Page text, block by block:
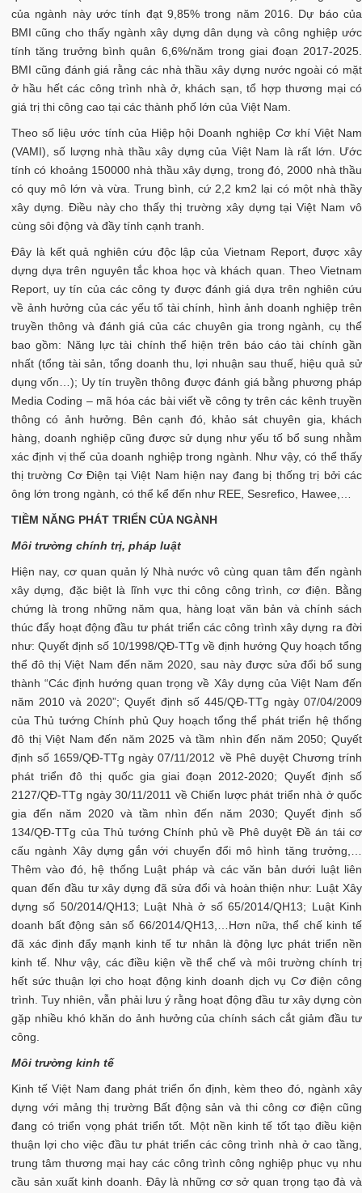
của ngành này ước tính đạt 9,85% trong năm 2016. Dự báo của
BMI cũng cho thấy ngành xây dựng dân dụng và công nghiệp ước
tính tăng trưởng bình quân 6,6%/năm trong giai đoạn 2017-2025.
BMI cũng đánh giá rằng các nhà thầu xây dựng nước ngoài có mặt
ở hầu hết các công trình nhà ở, khách sạn, tổ hợp thương mại có
giá trị thi công cao tại các thành phố lớn của Việt Nam.
Theo số liệu ước tính của Hiệp hội Doanh nghiệp Cơ khí Việt Nam
(VAMI), số lượng nhà thầu xây dựng của Việt Nam là rất lớn. Ước
tính có khoảng 150000 nhà thầu xây dựng, trong đó, 2000 nhà thầu
có quy mô lớn và vừa. Trung bình, cứ 2,2 km2 lại có một nhà thầy
xây dựng. Điều này cho thấy thị trường xây dựng tại Việt Nam vô
cùng sôi động và đầy tính cạnh tranh.
Đây là kết quả nghiên cứu độc lập của Vietnam Report, được xây
dựng dựa trên nguyên tắc khoa học và khách quan. Theo Vietnam
Report, uy tín của các công ty được đánh giá dựa trên nghiên cứu
về ảnh hưởng của các yếu tố tài chính, hình ảnh doanh nghiệp trên
truyền thông và đánh giá của các chuyên gia trong ngành, cụ thể
bao gồm: Năng lực tài chính thể hiện trên báo cáo tài chính gần
nhất (tổng tài sản, tổng doanh thu, lợi nhuận sau thuế, hiệu quả sử
dụng vốn…); Uy tín truyền thông được đánh giá bằng phương pháp
Media Coding – mã hóa các bài viết về công ty trên các kênh truyền
thông có ảnh hưởng. Bên cạnh đó, khảo sát chuyên gia, khách
hàng, doanh nghiệp cũng được sử dụng như yếu tố bổ sung nhằm
xác định vị thế của doanh nghiệp trong ngành. Như vậy, có thể thấy
thị trường Cơ Điện tại Việt Nam hiện nay đang bị thống trị bởi các
ông lớn trong ngành, có thể kể đến như REE, Sesrefico, Hawee,…
TIỀM NĂNG PHÁT TRIỂN CỦA NGÀNH
Môi trường chính trị, pháp luật
Hiện nay, cơ quan quản lý Nhà nước vô cùng quan tâm đến ngành
xây dựng, đặc biệt là lĩnh vực thi công công trình, cơ điện. Bằng
chứng là trong những năm qua, hàng loạt văn bản và chính sách
thúc đẩy hoạt động đầu tư phát triển các công trình xây dựng ra đời
như: Quyết định số 10/1998/QĐ-TTg về định hướng Quy hoạch tổng
thể đô thị Việt Nam đến năm 2020, sau này được sửa đổi bổ sung
thành “Các định hướng quan trọng về Xây dựng của Việt Nam đến
năm 2010 và 2020”; Quyết định số 445/QĐ-TTg ngày 07/04/2009
của Thủ tướng Chính phủ Quy hoạch tổng thể phát triển hệ thống
đô thị Việt Nam đến năm 2025 và tầm nhìn đến năm 2050; Quyết
định số 1659/QĐ-TTg ngày 07/11/2012 về Phê duyệt Chương trính
phát triển đô thị quốc gia giai đoạn 2012-2020; Quyết định số
2127/QĐ-TTg ngày 30/11/2011 về Chiến lược phát triển nhà ở quốc
gia đến năm 2020 và tầm nhìn đến năm 2030; Quyết định số
134/QĐ-TTg của Thủ tướng Chính phủ về Phê duyệt Đề án tái cơ
cấu ngành Xây dựng gắn với chuyển đổi mô hình tăng trưởng,…
Thêm vào đó, hệ thống Luật pháp và các văn bản dưới luật liên
quan đến đầu tư xây dựng đã sửa đổi và hoàn thiện như: Luật Xây
dựng số 50/2014/QH13; Luật Nhà ở số 65/2014/QH13; Luật Kinh
doanh bất động sản số 66/2014/QH13,…Hơn nữa, thể chế kinh tế
đã xác định đẩy mạnh kinh tế tư nhân là động lực phát triển nền
kinh tế. Như vậy, các điều kiện về thể chế và môi trường chính trị
hết sức thuận lợi cho hoạt động kinh doanh dịch vụ Cơ điện công
trình. Tuy nhiên, vẫn phải lưu ý rằng hoạt động đầu tư xây dựng còn
gặp nhiều khó khăn do ảnh hưởng của chính sách cắt giảm đầu tư
công.
Môi trường kinh tế
Kinh tế Việt Nam đang phát triển ổn định, kèm theo đó, ngành xây
dựng với mảng thị trường Bất động sản và thi công cơ điện cũng
đang có triển vọng phát triển tốt. Một nền kinh tế tốt tạo điều kiện
thuận lợi cho việc đầu tư phát triển các công trình nhà ở cao tầng,
trung tâm thương mại hay các công trình công nghiệp phục vụ nhu
cầu sản xuất kinh doanh. Đây là những cơ sở quan trọng tạo đà và